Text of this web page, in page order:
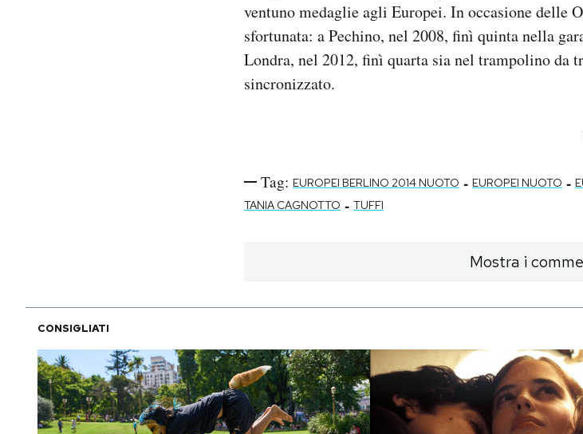
ventuno medaglie agli Europei. In occasione delle
sfortunata: a Pechino, nel 2008, finì quinta nella
Londra, nel 2012, finì quarta sia nel trampolino da
sincronizzato.
Tag: EUROPEI BERLINO 2014 NUOTO - EUROPEI NUOTO -
TANIA CAGNOTTO - TUFFI
Mostra i
CONSIGLIATI